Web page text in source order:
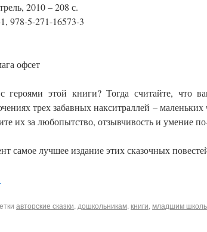
2010 – 208 с.
978-5-271-16573-3
офсет
этой книги? Тогда считайте, что
трех забавных накситраллей –
их за любопытство, отзывчивость и умение
самое лучшее издание этих сказочных
авторские сказки, дошкольникам, книги, младшим